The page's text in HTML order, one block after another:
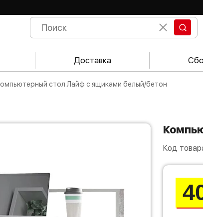
Доставка
Компьютерный стол Лайф с ящиками белый/бетон
Код